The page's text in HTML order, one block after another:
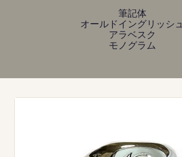
筆記体
オールドイングリッシュ
アラベスク
モノグラム